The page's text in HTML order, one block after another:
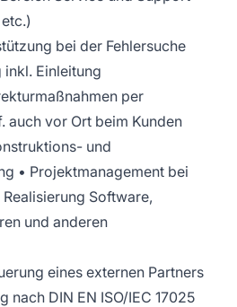
bei der Fehlersuche
inkl. Einleitung
per
auch vor Ort beim Kunden
und
• Projektmanagement bei
Software,
und anderen
eines externen Partners
nach DIN EN ISO/IEC 17025